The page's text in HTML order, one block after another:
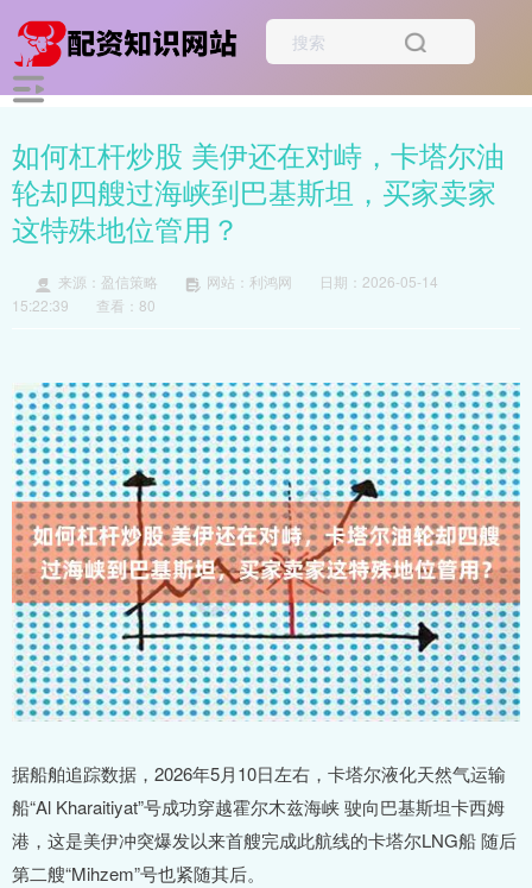
如何杠杆炒股 美伊还在对峙，卡塔尔油
轮却四艘过海峡到巴基斯坦，买家卖家
这特殊地位管用？
来源：盈信策略 网站：利鸿网
日期：2026-05-14
15:22:39
查看：80
据船舶追踪数据，2026年5月10日左右，卡塔尔液化天然气运输
船“Al Kharaitiyat”号成功穿越霍尔木兹海峡 驶向巴基斯坦卡西姆
港，这是美伊冲突爆发以来首艘完成此航线的卡塔尔LNG船 随后
第二艘“Mihzem”号也紧随其后。